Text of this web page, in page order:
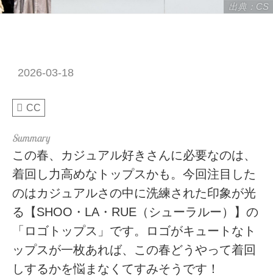
出典：CS
2026-03-18
CC
この春、カジュアル好きさんに必要なのは、
着回し力高めなトップスかも。今回注目した
のはカジュアルさの中に洗練された印象が光
る【SHOO・LA・RUE（シューラルー）】の
「ロゴトップス」です。ロゴがキュートなト
ップスが一枚あれば、この春どうやって着回
しするかを悩まなくてすみそうです！